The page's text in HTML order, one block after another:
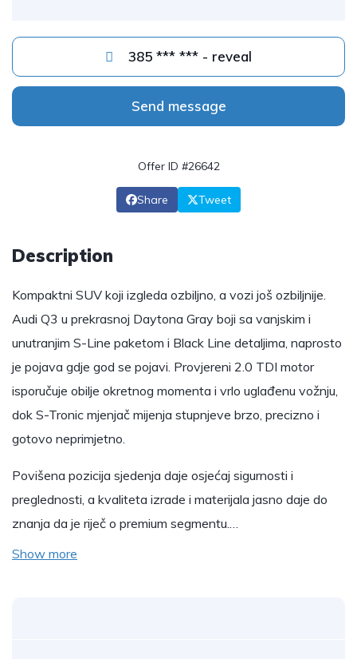
385 *** *** - reveal
Send message
Offer ID #26642
Share Tweet
Description
Kompaktni SUV koji izgleda ozbiljno, a vozi još ozbiljnije.
Audi Q3 u prekrasnoj Daytona Gray boji sa vanjskim i
unutranjim S-Line paketom i Black Line detaljima, naprosto
je pojava gdje god se pojavi. Provjereni 2.0 TDI motor
isporučuje obilje okretnog momenta i vrlo uglađenu vožnju,
dok S-Tronic mjenjač mijenja stupnjeve brzo, precizno i
gotovo neprimjetno.
Povišena pozicija sjedenja daje osjećaj sigurnosti i
preglednosti, a kvaliteta izrade i materijala jasno daje do
znanja da je riječ o premium segmentu.…
Show more